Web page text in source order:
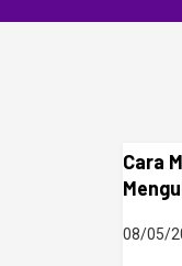
Cara
08/05/